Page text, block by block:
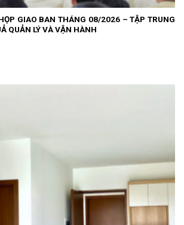
GIAO BAN THÁNG 08/2026 – TẬP TRUNG
QUẢN LÝ VÀ VẬN HÀNH